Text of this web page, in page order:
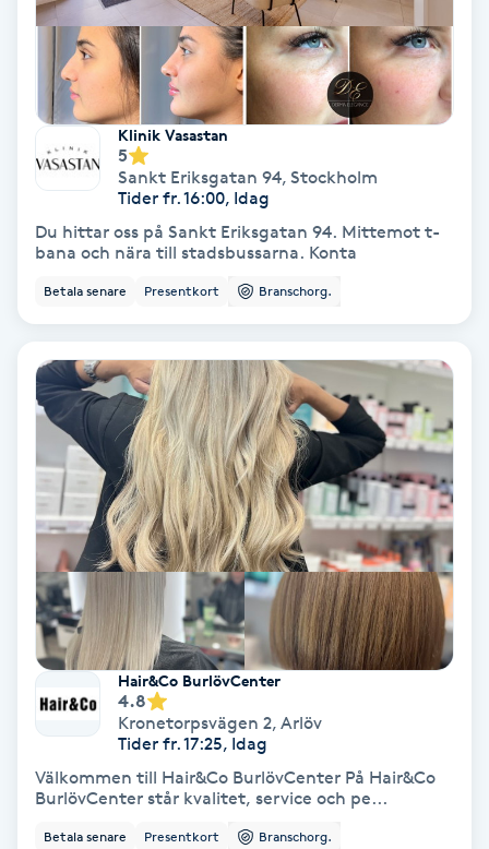
Spa manikyr & pedikyr
Spa-manikyr
Sugaring
Svensk massage
Svettbehandling
Tuina-massage
Taktil massage
Tandblekning
Tandläkare
Klinik Vasastan
5
Sankt Eriksgatan 94, Stockholm
Tider fr. 16:00, Idag
Du hittar oss på Sankt Eriksgatan 94. Mittemot t-
bana och nära till stadsbussarna. Konta
Betala senare Presentkort Branschorg.
Hair&Co BurlövCenter
4.8
Kronetorpsvägen 2, Arlöv
Tider fr. 17:25, Idag
Välkommen till Hair&Co BurlövCenter På Hair&Co
BurlövCenter står kvalitet, service och pe...
Betala senare Presentkort Branschorg.